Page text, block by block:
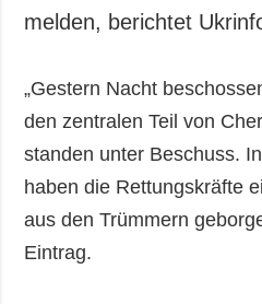
melden, berichtet
„Gestern Nacht
den zentralen Teil von
standen unter Beschuss.
haben die Rettungskräfte
aus den Trümmern
Eintrag.